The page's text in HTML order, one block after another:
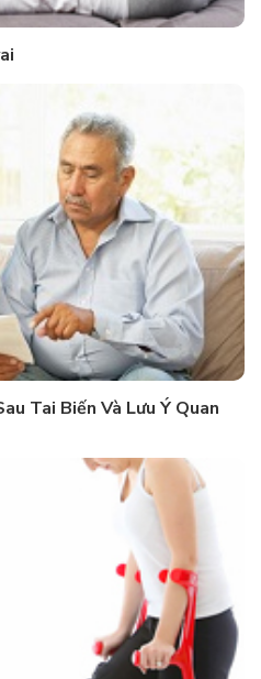
Tai Biến Và Lưu Ý Quan